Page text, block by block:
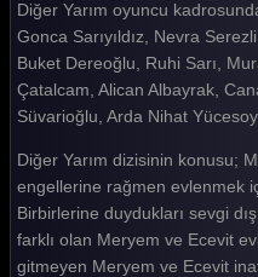
Diğer Yarım oyuncu
Gonca Sarıyıldız, Nevra
Buket Dereoğlu, Ruhi Sarı,
Çatalcam, Alican Albayrak,
Süvarioğlu, Arda Nihat
Diğer Yarım dizisinin konusu;
engellerine rağmen evlenmek
Birbirlerine duydukları sevgi
farklı olan Meryem ve Ecevit
gitmeyen Meryem ve Ecevit